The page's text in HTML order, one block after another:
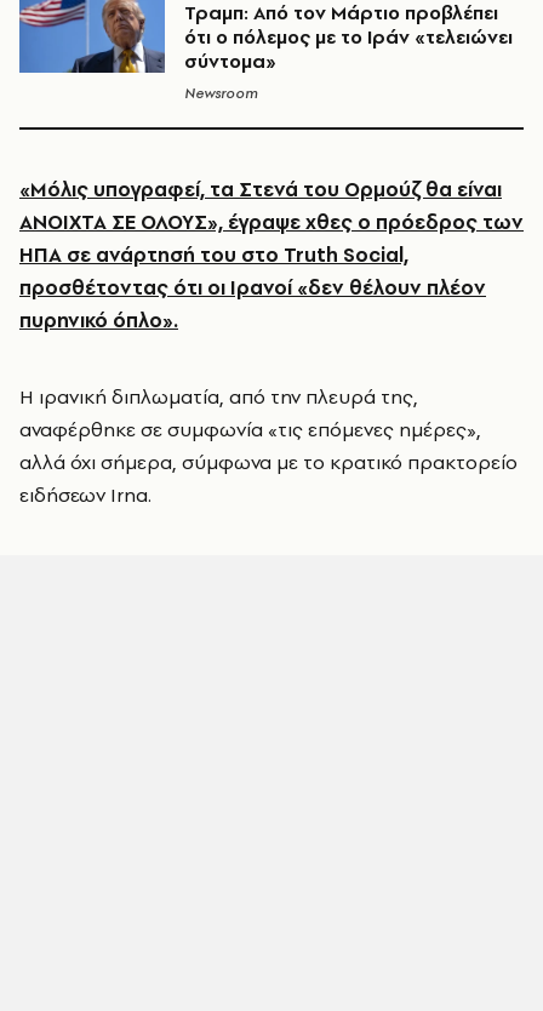
Τραμπ: Από τον Μάρτιο προβλέπει
ότι ο πόλεμος με το Ιράν «τελειώνει
σύντομα»
Newsroom
«Μόλις υπογραφεί, τα Στενά του Ορμούζ θα είναι
ΑΝΟΙΧΤΑ ΣΕ ΟΛΟΥΣ», έγραψε χθες ο πρόεδρος των
ΗΠΑ σε ανάρτησή του στο Truth Social,
προσθέτοντας ότι οι Ιρανοί «δεν θέλουν πλέον
πυρηνικό όπλο».
Η ιρανική διπλωματία, από την πλευρά της,
αναφέρθηκε σε συμφωνία «τις επόμενες ημέρες»,
αλλά όχι σήμερα, σύμφωνα με το κρατικό πρακτορείο
ειδήσεων Irna.